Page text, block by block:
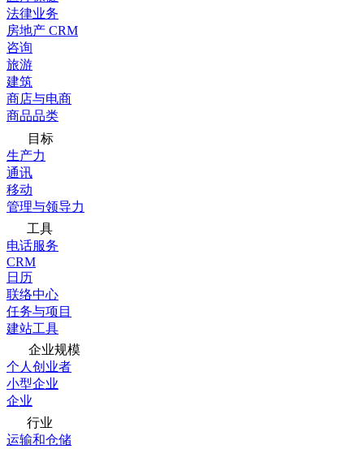
法律业务
房地产 CRM
咨询
旅游
建筑
商店与电商
商品品类
目标
生产力
通讯
移动
管理与领导力
工具
电话服务
CRM
日历
联络中心
任务与项目
建站工具
企业规模
个人创业者
小型企业
企业
行业
运输和仓储